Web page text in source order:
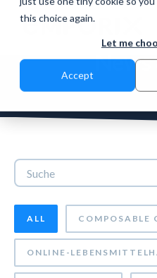
this choice again.
Let me
AcceptNews
Dies ist ein Suchfeld mit
Es gibt keine Vorschläge,
ALL COMPOSABLE
ONLINE-